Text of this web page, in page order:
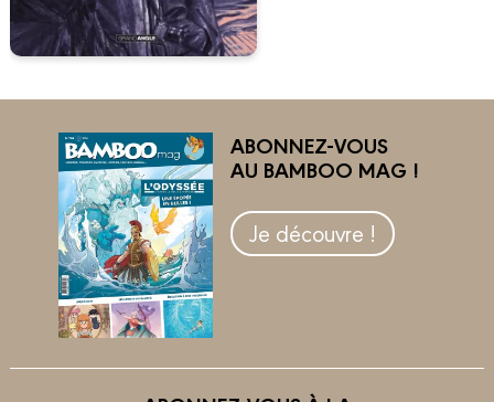
ABONNEZ-VOUS
AU BAMBOO MAG !
Je découvre !